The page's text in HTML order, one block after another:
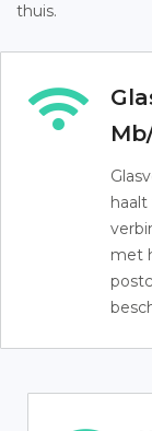
thuis.
met